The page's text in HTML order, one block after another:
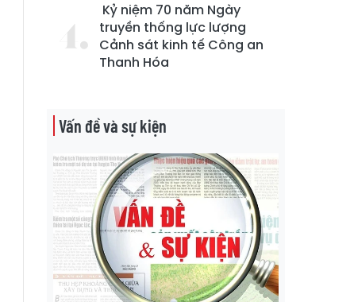
Kỷ niệm 70 năm Ngày
truyền thống lực lượng
Cảnh sát kinh tế Công an
Thanh Hóa
Vấn đề và sự kiện